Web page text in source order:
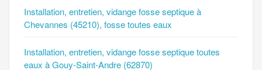
Installation, entretien, vidange fosse septique à
Chevannes (45210), fosse toutes eaux
Installation, entretien, vidange fosse septique toutes
eaux à Gouy-Saint-Andre (62870)